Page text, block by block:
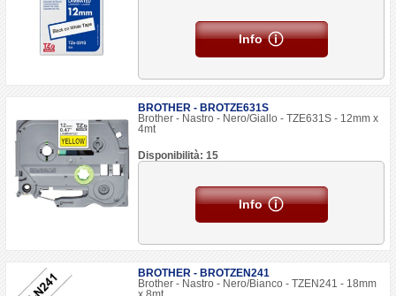
Info
BROTHER - BROTZE631S
Brother - Nastro - Nero/Giallo - TZE631S - 12mm x
4mt
Disponibilità: 15
Info
BROTHER - BROTZEN241
Brother - Nastro - Nero/Bianco - TZEN241 - 18mm